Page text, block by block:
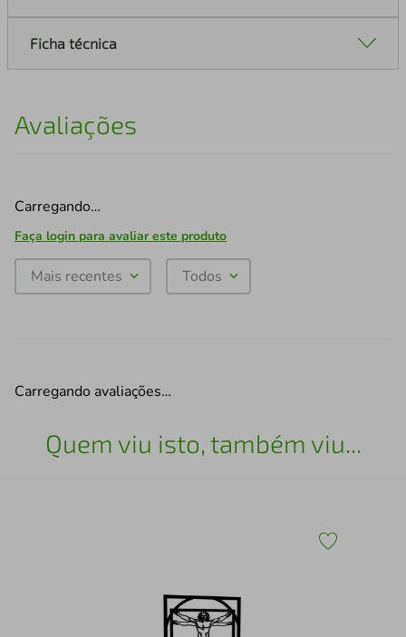
Ficha técnica
Avaliações
Carregando…
Faça login para avaliar este produto
Mais recentes Todos
Carregando avaliações…
Quem viu isto, também viu...